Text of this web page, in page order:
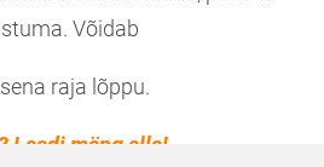
Võidab
raja lõppu.
Laadi mäng alla!